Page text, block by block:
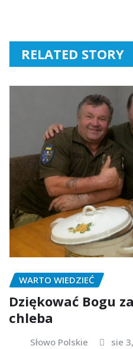
RELATED STORY
WARTO WIEDZIEĆ
Dziękować Bogu
chleba
Słowo Polskie sie